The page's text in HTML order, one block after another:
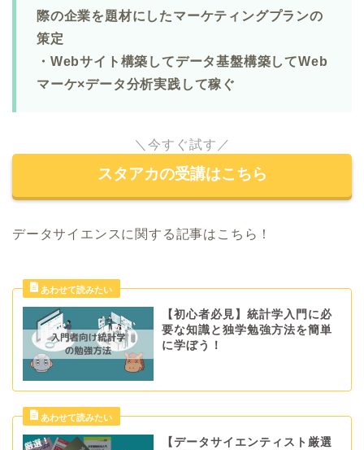
際の企業を題材にしたマーケティングプランの
策定
・Webサイト構築してデータ基盤構築してWeb
マーケ×データ分析実践して稼ぐ
＼今すぐ試す／
スタアカの受講はこちら
データサイエンスに関する記事はこちら！
【初心者必見】統計学入門に必
要な知識と独学勉強方法を簡単
に学ぼう！
【データサイエンティスト厳選